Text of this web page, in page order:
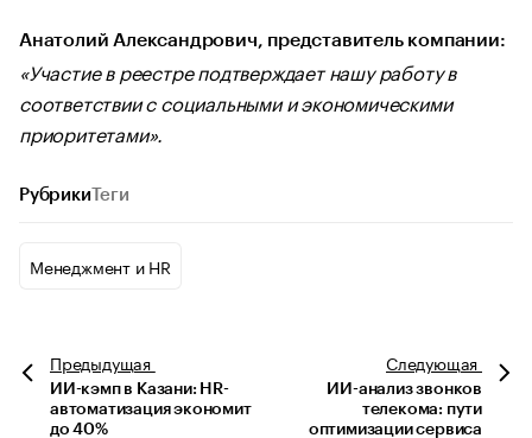
Анатолий Александрович, представитель компании:
«Участие в реестре подтверждает нашу работу в
соответствии с социальными и экономическими
приоритетами».
Рубрики Теги
Менеджмент и HR
Предыдущая
ИИ-кэмп в Казани: HR-
автоматизация экономит
до 40%
Следующая
ИИ-анализ звонков
телекома: пути
оптимизации сервиса